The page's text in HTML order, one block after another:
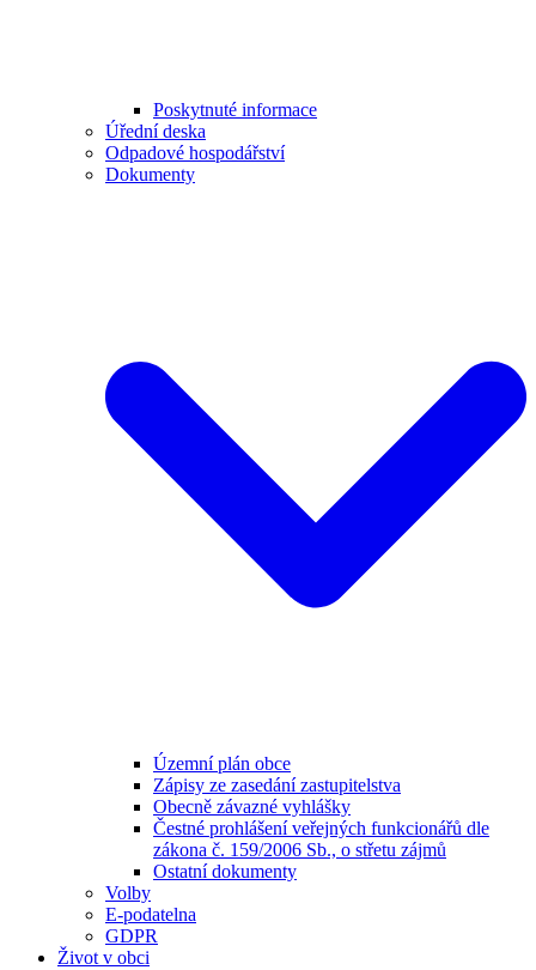
Poskytnuté informace
Úřední deska
Odpadové hospodářství
Dokumenty
Územní plán obce
Zápisy ze zasedání zastupitelstva
Obecně závazné vyhlášky
Čestné prohlášení veřejných funkcionářů dle
zákona č. 159/2006 Sb., o střetu zájmů
Ostatní dokumenty
Volby
E-podatelna
GDPR
Život v obci